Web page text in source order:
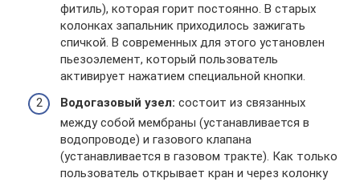
фитиль), которая горит постоянно. В старых
колонках запальник приходилось зажигать
спичкой. В современных для этого установлен
пьезоэлемент, который пользователь
активирует нажатием специальной кнопки.
Водогазовый узел: состоит из связанных
между собой мембраны (устанавливается в
водопроводе) и газового клапана
(устанавливается в газовом тракте). Как только
пользователь открывает кран и через колонку